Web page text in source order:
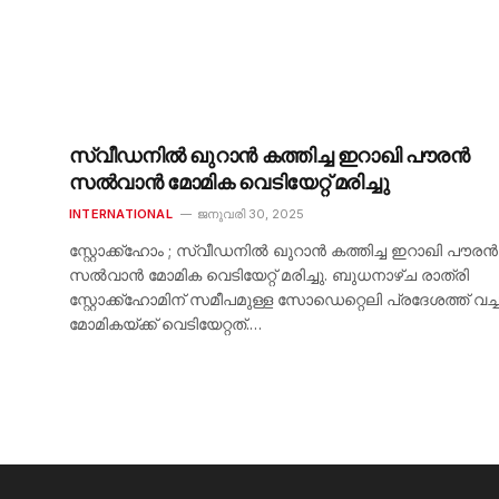
സ്വീഡനിൽ ഖുറാൻ കത്തിച്ച ഇറാഖി പൗരൻ
സൽവാൻ മോമിക വെടിയേറ്റ് മരിച്ചു
INTERNATIONAL ജനുവരി 30, 2025
സ്റ്റോക്ക്ഹോം ; സ്വീഡനിൽ ഖുറാൻ കത്തിച്ച ഇറാഖി പൗരൻ
സൽവാൻ മോമിക വെടിയേറ്റ് മരിച്ചു. ബുധനാഴ്ച രാത്രി
സ്റ്റോക്ക്ഹോമിന് സമീപമുള്ള സോഡെറ്റെലി പ്രദേശത്ത്
മോമികയ്ക്ക് വെടിയേറ്റത്.…